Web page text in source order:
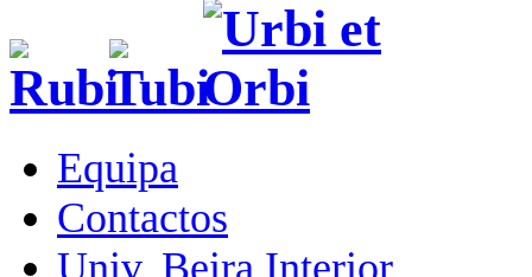
Equipa
Contactos
Univ. Beira Interior